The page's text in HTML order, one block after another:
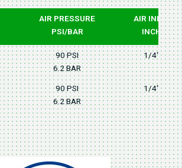
AIR PRESSURE
PSI/BAR
AIR INLET
INCH
90 PSI
6.2 BAR
1/4"
90 PSI
6.2 BAR
1/4"